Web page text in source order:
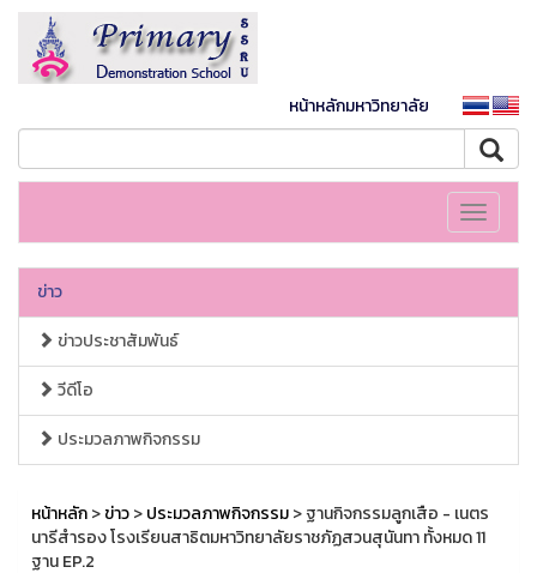
หน้าหลักมหาวิทยาลัย
Toggle
ข่าว
ข่าวประชาสัมพันธ์
วีดีโอ
ประมวลภาพกิจกรรม
หน้าหลัก>ข่าว>ประมวลภาพกิจกรรม> ฐานกิจกรรมลูกเสือ - เนตร
นารีสำรอง โรงเรียนสาธิตมหาวิทยาลัยราชภัฏสวนสุนันทา ทั้งหมด 11
ฐาน EP.2